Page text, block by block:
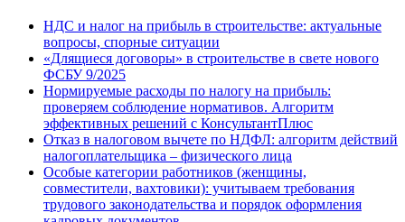
НДС и налог на прибыль в строительстве: актуальные
вопросы, спорные ситуации
«Длящиеся договоры» в строительстве в свете нового
ФСБУ 9/2025
Нормируемые расходы по налогу на прибыль:
проверяем соблюдение нормативов. Алгоритм
эффективных решений с КонсультантПлюс
Отказ в налоговом вычете по НДФЛ: алгоритм действий
налогоплательщика – физического лица
Особые категории работников (женщины,
совместители, вахтовики): учитываем требования
трудового законодательства и порядок оформления